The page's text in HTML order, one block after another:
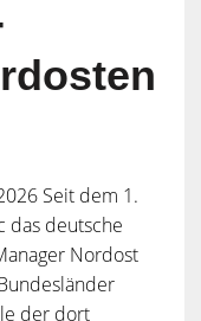
Seit dem 1.
das deutsche
Nordost
der dort